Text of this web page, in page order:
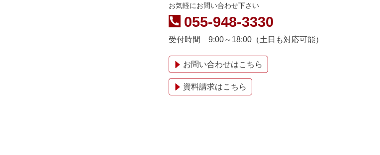
お気軽にお問い合わせ下さい
055-948-3330
受付時間 9:00～18:00（土日も対応可能）
お問い合わせはこちら
資料請求はこちら